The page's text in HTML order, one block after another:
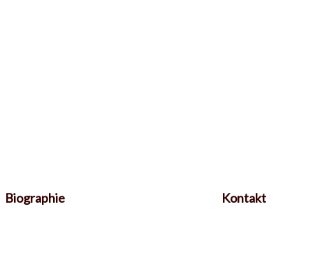
Biographie Kontakt